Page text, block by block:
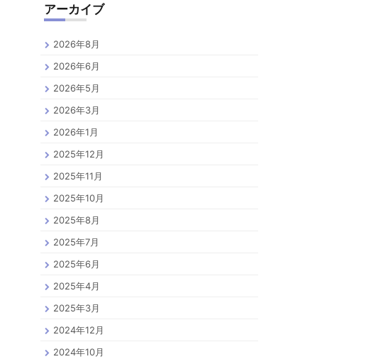
アーカイブ
2026年8月
2026年6月
2026年5月
2026年3月
2026年1月
2025年12月
2025年11月
2025年10月
2025年8月
2025年7月
2025年6月
2025年4月
2025年3月
2024年12月
2024年10月